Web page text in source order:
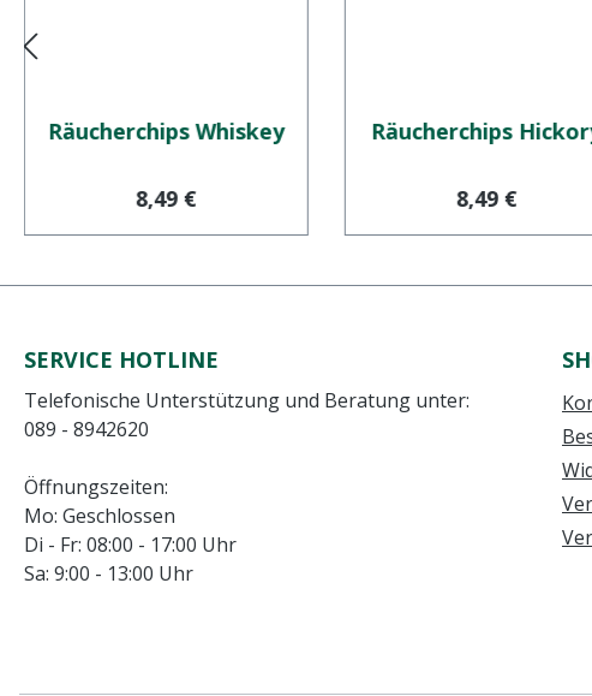
Räucherchips Whiskey
Regulärer Preis:
8,49 €
Räucherchips
Regulärer
8,49 €
SERVICE HOTLINE
Telefonische Unterstützung und Beratung unter:
089 - 8942620
Öffnungszeiten:
Mo: Geschlossen
Di - Fr: 08:00 - 17:00 Uhr
Sa: 9:00 - 13:00 Uhr